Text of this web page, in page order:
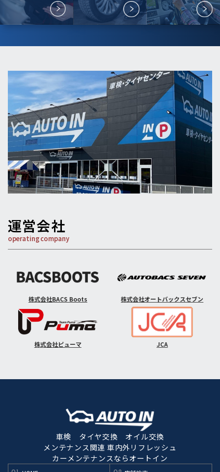
運営会社
operating company
株式会社BACS Boots 株式会社オートバックスセブン
株式会社ピューマ JCA
車検 タイヤ交換 オイル交換
メンテナンス関連 車内外リフレッシュ
カーメンテナンスならオートイン